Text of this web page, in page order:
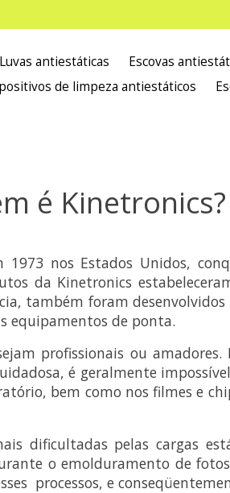
Luvas antiestáticas Escovas
de limpeza antiestáticos
é Kinetronics?
nos Estados Unidos,
da Kinetronics
também foram
equipamentos de ponta.
profissionais ou
é geralmente
bem como nos filmes e
dificultadas pelas cargas
o emolduramento de
processos, e